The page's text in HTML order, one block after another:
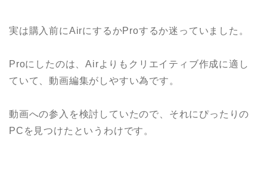
実は購入前にAirにするかProするか迷っていました。
Proにしたのは、Airよりもクリエイティブ作成に適し
ていて、動画編集がしやすい為です。
動画への参入を検討していたので、それにぴったりの
PCを見つけたというわけです。